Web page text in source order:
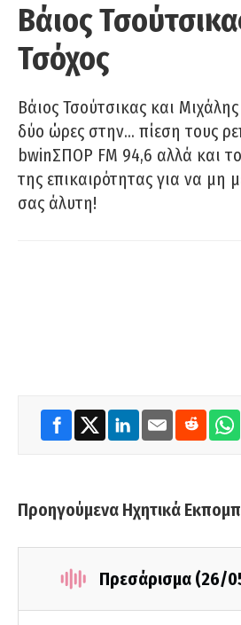
Βάιος
Τσόχος
Βάιος Τσούτσικας και
δύο ώρες στην… πίεση τους
bwinΣΠΟΡ FM 94,6 αλλά και
της επικαιρότητας για να μη
σας άλυτη!
Προηγούμενα Ηχητικά
Πρεσάρισμα (26/